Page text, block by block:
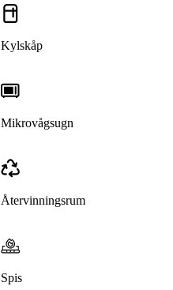
Kylskåp
Mikrovågsugn
Återvinningsrum
Spis